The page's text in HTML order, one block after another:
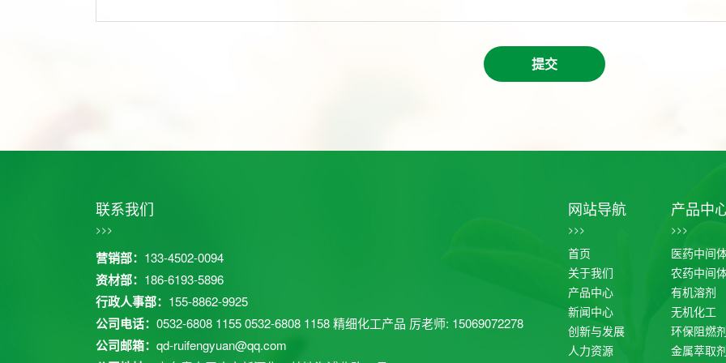
提交
联系我们
>>>
营销部： 133-4502-0094
资材部： 186-6193-5896
行政人事部： 155-8862-9925
公司电话： 0532-6808 1155 0532-6808 1158 精细化工产品 厉老师: 15069072278
公司邮箱： qd-ruifengyuan@qq.com
网站导航
>>>
首页
关于我们
产品中心
新闻中心
创新与发展
人力资源
产品中
>>>
医药中间
农药中间
有机溶剂
无机化工
环保阻燃
金属萃取